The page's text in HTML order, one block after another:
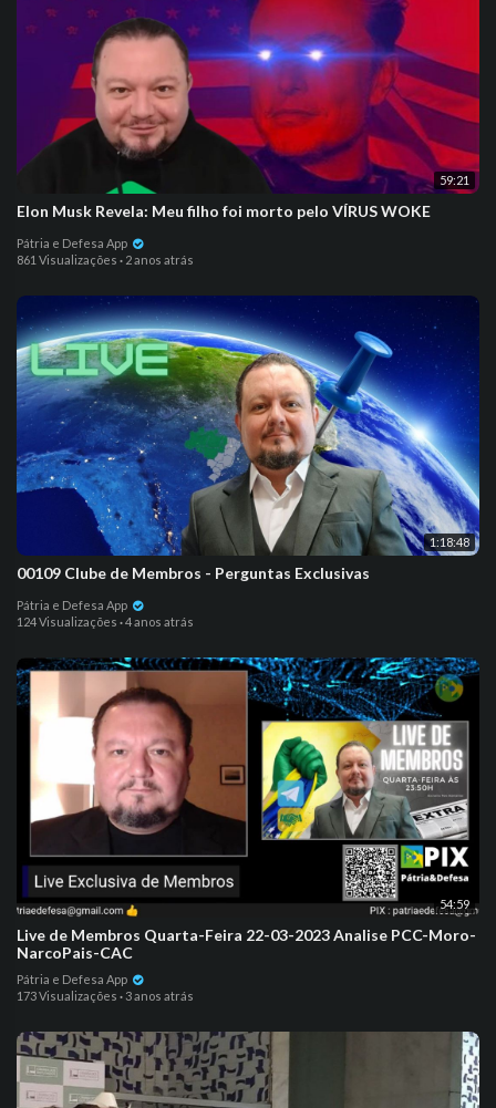
59:21
Elon Musk Revela: Meu filho foi morto pelo VÍRUS WOKE
Pátria e Defesa App
861 Visualizações · 2 anos atrás
1:18:48
00109 Clube de Membros - Perguntas Exclusivas
Pátria e Defesa App
124 Visualizações ·4 anos atrás
54:59
Live de Membros Quarta-Feira 22-03-2023 Analise PCC-Moro-
NarcoPais-CAC
Pátria e Defesa App
173 Visualizações · 3 anos atrás